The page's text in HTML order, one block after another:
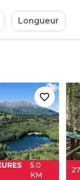
Longueur
5.0
KM
favorite_border